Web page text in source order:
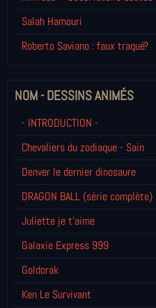
Salah Hamouri
Roberto Saviano : faux traqué?
NOM - DESSINS ANIMÉS
- INTRODUCTION -
Chevaliers du zodiaque - Sain
Denver le dernier dinosaure
DRAGON BALL (série complète)
Juliette je t’aime
Galaxie Express 999
Goldorak
Ken Le Survivant